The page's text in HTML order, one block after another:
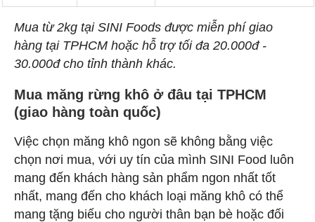
Mua từ 2kg tại SINI Foods được miễn phí giao
hàng tại TPHCM hoặc hỗ trợ tối đa 20.000đ -
30.000đ cho tỉnh thành khác.
Mua măng rừng khô ở đâu tại TPHCM
(giao hàng toàn quốc)
Việc chọn măng khô ngon sẽ không bằng việc
chọn nơi mua, với uy tín của mình SINI Food luôn
mang đến khách hàng sản phẩm ngon nhất tốt
nhất, mang đến cho khách loại măng khô có thể
mang tặng biếu cho người thân bạn bè hoặc đối